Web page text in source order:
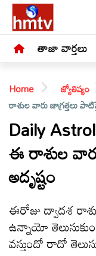
తాజా వార్తలు
LIVE
తాజా
వార్తలు
తెలంగాణ
Home జ్యోతిష్యం
రాశుల వారు జాగ్రత్తలు
Daily
ఈ రాశుల
అదృష్టం
ఈరోజు ద్వాదశ
ఉన్నాయో
వస్తుందో రాదో